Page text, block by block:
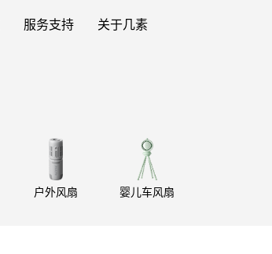
服务支持 关于几素
户外风扇 婴儿车风扇